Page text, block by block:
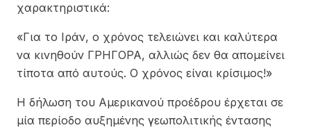
χαρακτηριστικά:
«Για το Ιράν, ο χρόνος τελειώνει και καλύτερα
να κινηθούν ΓΡΗΓΟΡΑ, αλλιώς δεν θα απομείνει
τίποτα από αυτούς. Ο χρόνος είναι κρίσιμος!»
Η δήλωση του Αμερικανού προέδρου έρχεται σε
μία περίοδο αυξημένης γεωπολιτικής έντασης